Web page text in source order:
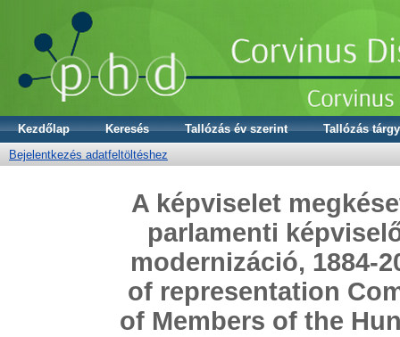
Kezdőlap Keresés Tallózás év szerint
Tallózás
Bejelentkezés adatfeltöltéshez
A képviselet
parlamenti
modernizáció, 1884-
of representation
of Members of the